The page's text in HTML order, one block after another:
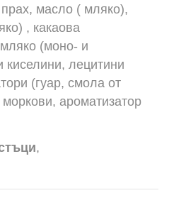
масло ( мляко),
, какаова
(моно- и
киселини, лецитини
(гуар, смола от
ароматизатор
,